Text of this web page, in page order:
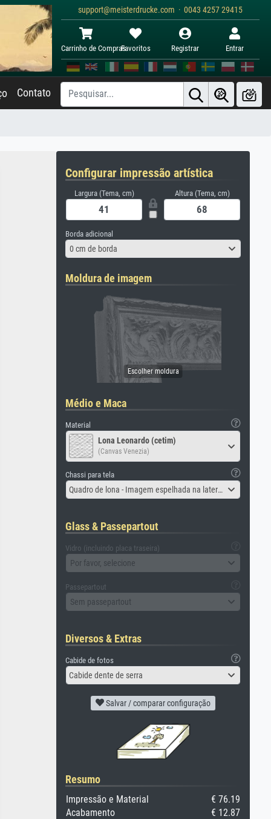
support@meisterdrucke.com · 0043 4257 29415
Carrinho de ComprasFavoritos Registrar Entrar
Contato
Configurar impressão artística
Largura (Tema, cm) Altura (Tema, cm)
Borda adicional
0 cm de borda
Moldura de imagem
Médio e Maca
Material
Lona Leonardo (cetim)
(Canvas Venezia)
Chassi para tela
Quadro de lona - Imagem espelhada na lateral
Glass & Passepartout
Vidro (incluindo placa traseira)
Por favor, selecione
Passepartout
Sem passepartout
Diversos & Extras
Cabide de fotos
Cabide dente de serra
Salvar / comparar configuração
Resumo
Impressão e Material
€ 76.19
Acabamento
€ 12.87